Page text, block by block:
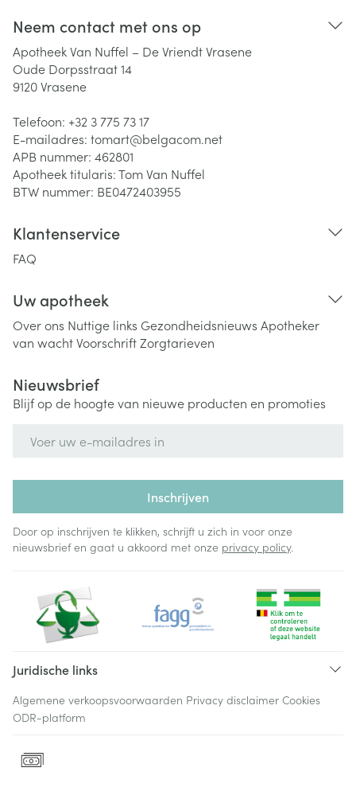
Neem contact met ons op
Apotheek Van Nuffel – De Vriendt Vrasene
Oude Dorpsstraat 14
9120Vrasene
Telefoon: +32 3 775 73 17
E-mailadres: tomart@belgacom.net
APB nummer: 462801
Apotheek titularis:Tom Van Nuffel
BTW nummer: BE0472403955
Klantenservice
FAQ
Uw apotheek
Over ons Nuttige links Gezondheidsnieuws Apotheker
van wachtVoorschriftZorgtarieven
Nieuwsbrief
Blijf op de hoogte van nieuwe producten en promoties
Inschrijven
Door op inschrijven te klikken, schrijft u zich in voor onze
nieuwsbrief en gaat u akkoord met onze privacy policy.
Juridische links
Algemene verkoopsvoorwaarden Privacy disclaimer Cookies
ODR-platform